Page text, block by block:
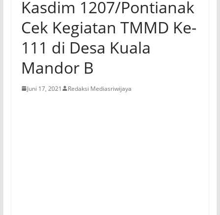
Kasdim 1207/Pontianak
Cek Kegiatan TMMD Ke-
111 di Desa Kuala
Mandor B
Juni 17, 2021 Redaksi Mediasriwijaya